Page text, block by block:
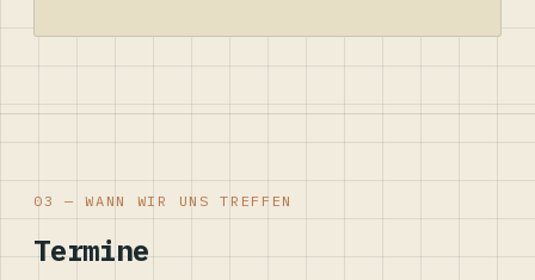
03 — WANN WIR UNS TREFFEN
Termine